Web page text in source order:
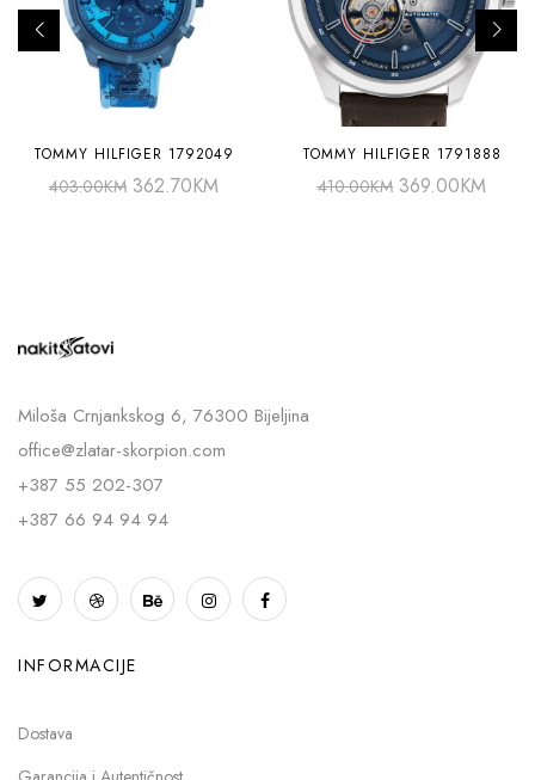
TOMMY HILFIGER 1792049
403.00KM 362.70KM
TOMMY HILFIGER 1791888
410.00KM 369.00KM
Miloša Crnjankskog 6, 76300 Bijeljina
office@zlatar-skorpion.com
+387 55 202-307
+387 66 94 94 94
INFORMACIJE
Dostava